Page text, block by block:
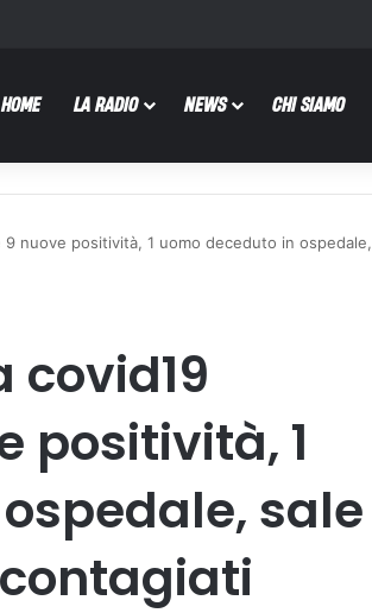
HOME LA RADIO NEWS CHI SIAMO
9 nuove positività, 1 uomo deceduto in ospedale,
covid19
positività, 1
sale